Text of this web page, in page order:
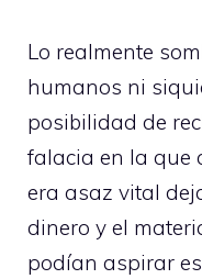
Lo realmente
humanos ni
posibilidad de
falacia en la que
era asaz vital
dinero y el
podían aspirar